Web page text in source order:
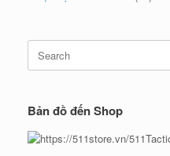
Search
for:
Bản đồ đến Shop